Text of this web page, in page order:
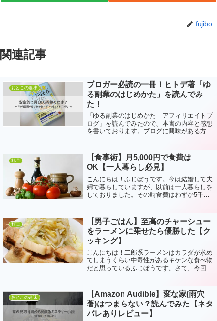
fujibo
関連記事
おとこの趣味
ブロガー必読の一冊！ヒトデ著「ゆ
る副業のはじめかた」を読んでみ
た！
「ゆる副業のはじめかた アフィリエイトブ
ログ」を読んでみたので、本書の内容と感想
を書いております。ブログに興味がある方、
料理
【食事術】月5,000円で食費は
OK【一人暮らし必見】
こんにちは！ふじぼうです。今は結婚して夫
婦で暮らしていますが、以前は一人暮らしを
しておりました。その時食費はわずか5千
当を作るおそらく一人暮らしで一番かかる費
用...
料理
【男子ごはん】至高のチャーシュー
をラーメンに乗せたら優勝した【ク
ッキング】
こんにちは！二郎系ラーメンはカラダが求め
てしまうくらい中毒性があるキケンな食べ物
だと思っているふじぼうです。さて、今回は
至高のチャーシューラーメン屋さん...
おとこの趣味
【Amazon Audible】変な家(雨穴
著)はつまらない？読んでみた【ネタ
バレありレビュー】